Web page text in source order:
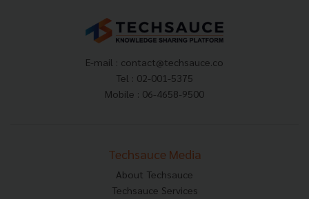
E-mail : contact@techsauce.co
Tel : 02-001-5375
Mobile : 06-4658-9500
Techsauce Media
About Techsauce
Techsauce Services